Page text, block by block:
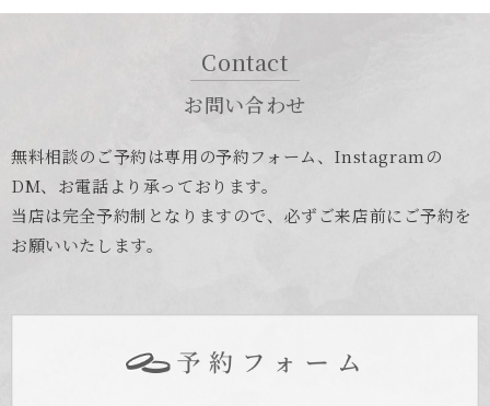
Contact
お問い合わせ
無料相談のご予約は専用の予約フォーム、Instagramの
DM、お電話より承っております。
当店は完全予約制となりますので、必ずご来店前にご予約を
お願いいたします。